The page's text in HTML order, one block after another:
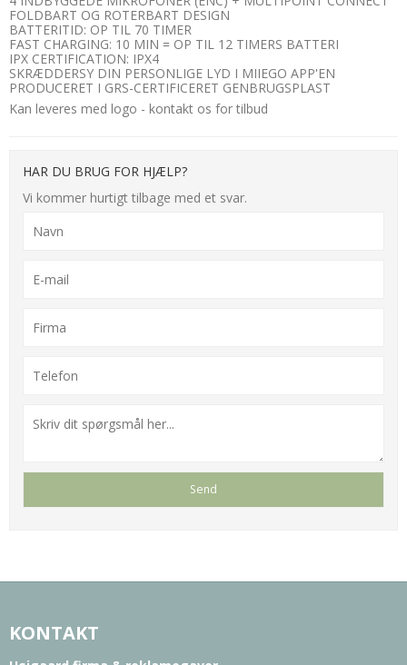
FOLDBART OG ROTERBART DESIGN
BATTERITID: OP TIL 70 TIMER
FAST CHARGING: 10 MIN = OP TIL 12 TIMERS BATTERI
IPX CERTIFICATION: IPX4
SKRÆDDERSY DIN PERSONLIGE LYD I MIIEGO APP'EN
PRODUCERET I GRS-CERTIFICERET GENBRUGSPLAST
Kan leveres med logo - kontakt os for tilbud
HAR DU BRUG FOR HJÆLP?
Vi kommer hurtigt tilbage med et svar.
KONTAKT